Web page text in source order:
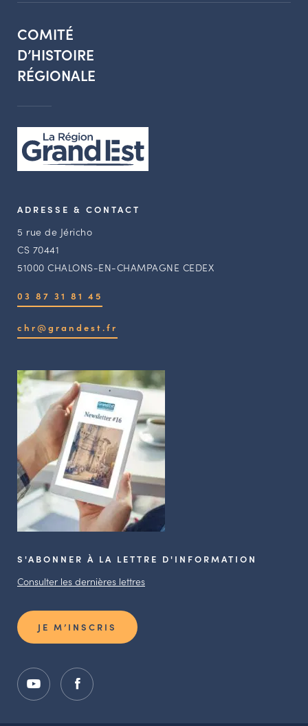
COMITÉ
D’HISTOIRE
RÉGIONALE
ADRESSE & CONTACT
5 rue de Jéricho
CS 70441
51000 CHALONS-EN-CHAMPAGNE CEDEX
03 87 31 81 45
chr@grandest.fr
S'ABONNER À LA LETTRE D'INFORMATION
Consulter les dernières lettres
JE M’INSCRIS